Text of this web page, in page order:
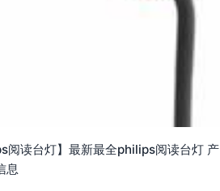
阅读台灯】最新最全philips阅读台灯 产
息